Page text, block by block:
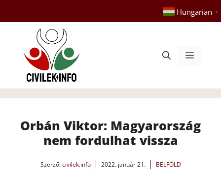
tartalomba
Hungarian ▼
Menü
Orbán Viktor: Magyarország
nem fordulhat vissza
Szerző:civilek.info 2022. január 21. BELFÖLD